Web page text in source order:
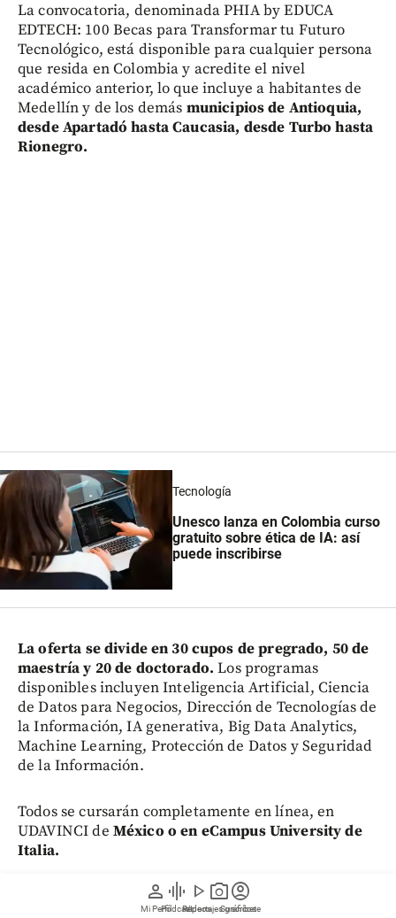
person
Mi Perfil
graphic_eq
Pódcast
play_arrow
Videos
photo_camera
Reportajes gráficos
account_circle
Suscríbete
La convocatoria, denominada PHIA by EDUCA
EDTECH: 100 Becas para Transformar tu Futuro
Tecnológico, está disponible para cualquier persona
que resida en Colombia y acredite el nivel
académico anterior, lo que incluye a habitantes de
Medellín y de los demás municipios de Antioquia,
desde Apartadó hasta Caucasia, desde Turbo hasta
Rionegro.
Tecnología
Unesco lanza en Colombia curso
gratuito sobre ética de IA: así
puede inscribirse
La oferta se divide en 30 cupos de pregrado, 50 de
maestría y 20 de doctorado.Los programas
disponibles incluyen Inteligencia Artificial, Ciencia
de Datos para Negocios, Dirección de Tecnologías de
la Información, IA generativa, Big Data Analytics,
Machine Learning, Protección de Datos y Seguridad
de la Información.
Todos se cursarán completamente en línea, en
UDAVINCI de México o en eCampus University de
Italia.
Detalles de la convocatoria